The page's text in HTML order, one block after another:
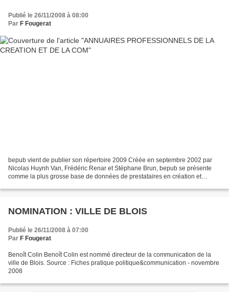
Publié le 26/11/2008 à 08:00
Par F Fougerat
bepub vient de publier son répertoire 2009 Créée en septembre 2002 par
Nicolas Huynh Van, Frédéric Renar et Stéphane Brun, bepub se présente
comme la plus grosse base de données de prestataires en création et
NOMINATION : VILLE DE BLOIS
Publié le 26/11/2008 à 07:00
Par F Fougerat
Benoît Colin Benoît Colin est nommé directeur de la communication de la
ville de Blois. Source : Fiches pratique politique&communication - novembre
2008